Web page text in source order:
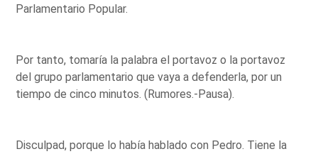
Parlamentario Popular.
Por tanto, tomaría la palabra el portavoz o la portavoz
del grupo parlamentario que vaya a defenderla, por un
tiempo de cinco minutos. (Rumores.-Pausa).
Disculpad, porque lo había hablado con Pedro. Tiene la